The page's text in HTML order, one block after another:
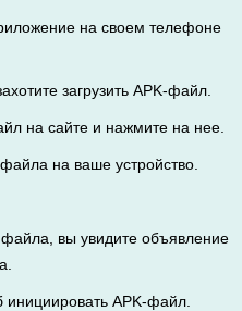
на своем телефоне
загрузить APK-файл.
на сайте и нажмите на нее.
на ваше устройство.
вы увидите объявление
APK-файл.